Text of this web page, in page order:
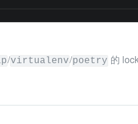
/virtualenv/poetry 的